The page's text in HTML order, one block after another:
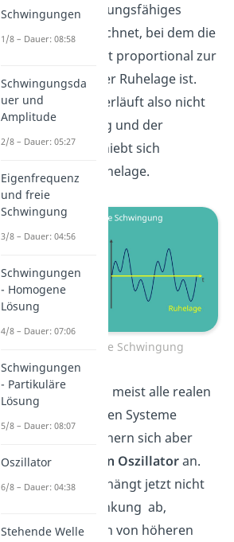
durch ein schwingungsfähiges
System gekennzeichnet, bei dem die
Rückstellkraft nicht proportional zur
Auslenkung aus der Ruhelage ist.
Die Schwingung verläuft also nicht
streng sinusförmig und der
Mittelpunkt verschiebt sich
gegenüber der Ruhelage.
Anharmonische Schwingung
In der Realität sind meist alle realen
schwingungsfähigen Systeme
, nähern sich aber
demharmonischen Oszillatoran.
Die Rückstellkraft hängt jetzt nicht
nur von der Auslenkung ab,
sondern auch noch von höheren
Schwingungen
1/8 – Dauer: 08:58
Schwingungsda
uer und
Amplitude
2/8 – Dauer: 05:27
Eigenfrequenz
und freie
Schwingung
3/8 – Dauer: 04:56
Schwingungen
- Homogene
Lösung
4/8 – Dauer: 07:06
Schwingungen
- Partikuläre
Lösung
5/8 – Dauer: 08:07
Oszillator
6/8 – Dauer: 04:38
Stehende Welle